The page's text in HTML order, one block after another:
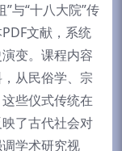
与“十八大院”传
文献，系统
变。课程内容
从民俗学、宗
些仪式传统在
了古代社会对
学术研究视